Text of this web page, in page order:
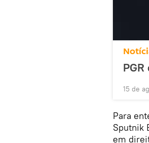
15 de
Para
Sputnik
em